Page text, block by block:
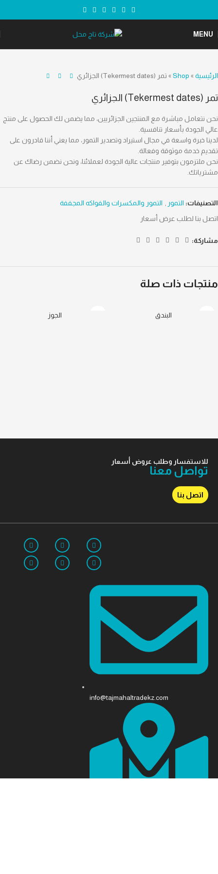
MENU
الرئيسية»
Shop
» تمر (Tekermest dates) الجزائري
تمر (Tekermest dates) الجزائري
نحن نتعامل مباشرة مع المنتجين الجزائريين، مما يضمن لك الحصول على منتج
عالي الجودة بأسعار تنافسية.
لدينا خبرة واسعة في مجال استيراد وتصدير التمور، مما يعني أننا قادرون على
تقديم خدمة موثوقة وفعالة.
نحن ملتزمون بتوفير منتجات عالية الجودة لعملائنا، ونحن نضمن رضاك عن
مشترياتك.
التصنيفات: التمور , التمور والمكسرات والفواكه المجففة
اتصل بنا لطلب عرض أسعار
مشاركة:
منتجات ذات صلة
البندق الجوز
للاستفسار وطلب عروض أسعار
تواصل معنا
اتصل بنا
info@tajmahaltradekz.com